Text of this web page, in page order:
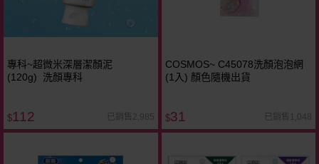
專科~超微米深層潔顏泥
(120g) 洗顏專科
$112 已銷售2,985
COSMOS~ C45078洗顏泡泡網
(1入) 顏色隨機出貨
$31 已銷售1,048